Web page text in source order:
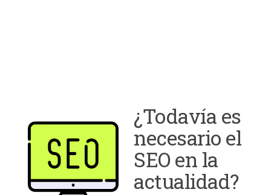
¿Todavía es
necesario el
SEO en la
actualidad?